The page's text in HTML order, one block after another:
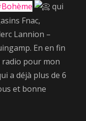
qui
Fnac,
Lannion –
En en fin
radio pour mon
a déjà plus de 6
et bonne